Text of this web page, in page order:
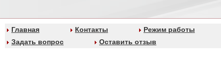
Главная Контакты
Режим работы
Задать вопрос
Оставить отзыв